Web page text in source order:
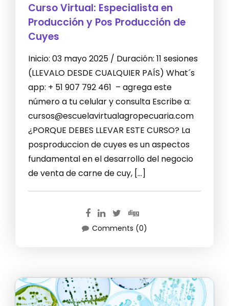
Curso Virtual: Especialista en
Producción y Pos Producción de
Cuyes
Inicio: 03 mayo 2025 / Duración: 11 sesiones
(LLEVALO DESDE CUALQUIER PAÍS) What´s
app: + 51 907 792 461 – agrega este
número a tu celular y consulta Escribe a:
cursos@escuelavirtualagropecuaria.com
¿PORQUE DEBES LLEVAR ESTE CURSO? La
posproduccion de cuyes es un aspectos
fundamental en el desarrollo del negocio
de venta de carne de cuy, […]
Comments (0)